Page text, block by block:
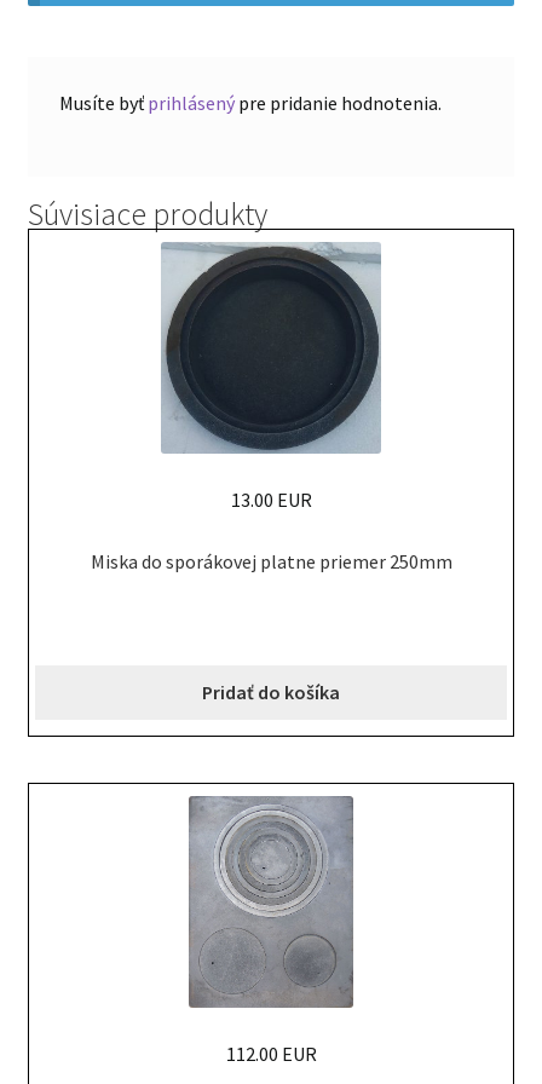
Musíte byť prihlásenýpre pridanie hodnotenia.
Súvisiace produkty
Miska do sporákovej platne priemer 250mm
13.00 EUR
Pridať do košíka
112.00 EUR